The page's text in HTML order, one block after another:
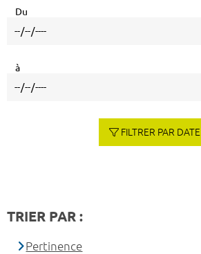
Du
à
FILTRER PAR DATE
TRIER PAR :
Pertinence